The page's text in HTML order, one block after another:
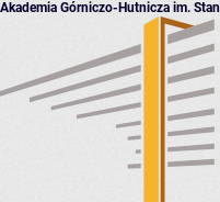
Akademia Górniczo-Hutnicza im.